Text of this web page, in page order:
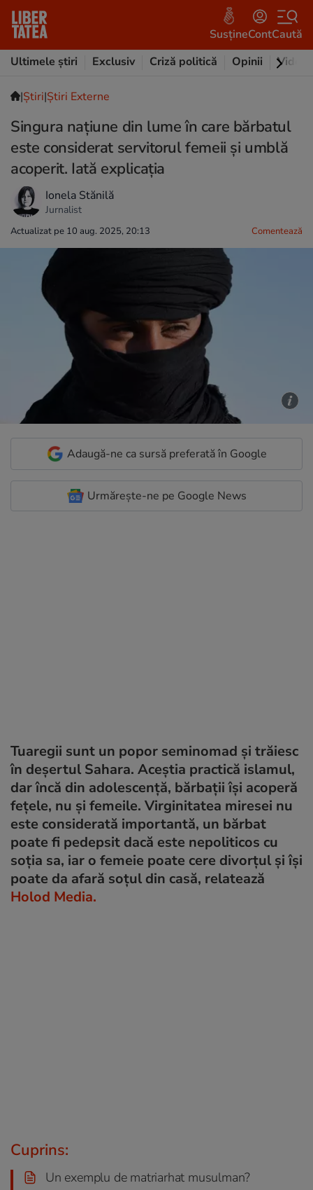
SusțineContCaută
Ultimele știri
Exclusiv Criză politică Opinii Video
|Ştiri|Știri Externe
Singura națiune din lume în care bărbatul
este considerat servitorul femeii și umblă
acoperit. Iată explicația
Ionela Stănilă
Jurnalist
Actualizat pe 10 aug. 2025, 20:13 Comentează
Adaugă-ne ca sursă preferată în Google
Urmărește-ne pe Google News
Tuaregii sunt un popor seminomad și trăiesc
în deșertul Sahara. Aceștia practică islamul,
dar încă din adolescență, bărbații își acoperă
fețele, nu și femeile. Virginitatea miresei nu
este considerată importantă, un bărbat
poate fi pedepsit dacă este nepoliticos cu
soția sa, iar o femeie poate cere divorțul și își
poate da afară soțul din casă, relatează
Holod Media.
Cuprins:
Un exemplu de matriarhat musulman?